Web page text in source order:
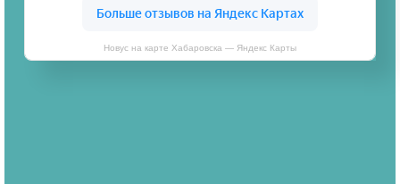
Новус на карте Хабаровска — Яндекс Карты